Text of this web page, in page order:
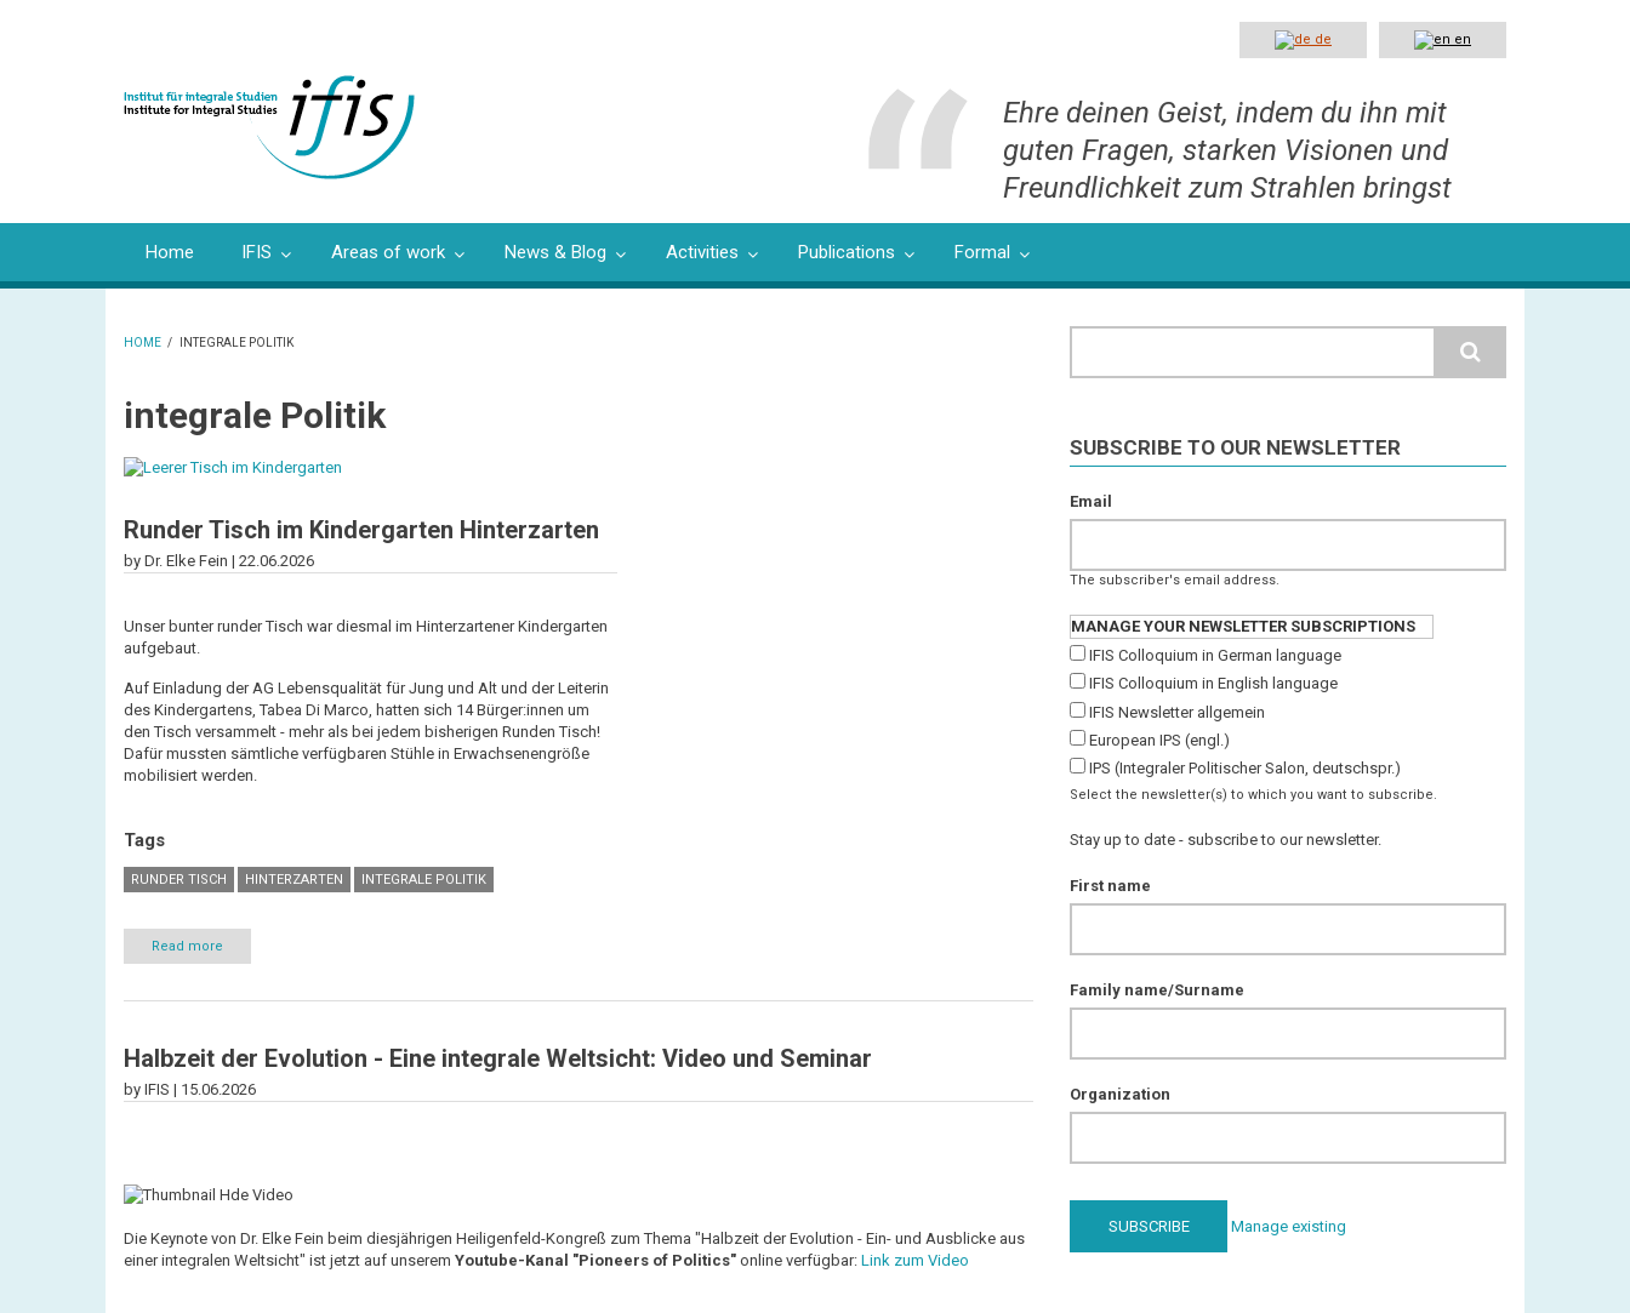
en
de
Ehre deinen Geist, indem du ihn mit
guten Fragen, starken Visionen und
Freundlichkeit zum Strahlen bringst
Home IFIS Areas of work News & Blog Activities Publications Formal
HOME / INTEGRALE POLITIK
integrale Politik
Runder Tisch im Kindergarten Hinterzarten
by Dr. Elke Fein | 22.06.2026
Unser bunter runder Tisch war diesmal im Hinterzartener Kindergarten
aufgebaut.
Auf Einladung der AG Lebensqualität für Jung und Alt und der Leiterin
des Kindergartens, Tabea Di Marco, hatten sich 14 Bürger:innen um
den Tisch versammelt - mehr als bei jedem bisherigen Runden Tisch!
Dafür mussten sämtliche verfügbaren Stühle in Erwachsenengröße
mobilisiert werden.
Tags
RUNDER TISCH HINTERZARTEN INTEGRALE POLITIK
Read more
Runder
im
Halbzeit der Evolution - Eine integrale Weltsicht: Video und Seminar
by IFIS | 15.06.2026
Die Keynote von Dr. Elke Fein beim diesjährigen Heiligenfeld-Kongreß zum Thema "Halbzeit der Evolution - Ein- und Ausblicke aus
einer integralen Weltsicht" ist jetzt auf unserem Youtube-Kanal "Pioneers of Politics" online verfügbar: Link zum Video
SUBSCRIBE TO OUR NEWSLETTER
Email
The subscriber's email address.
MANAGE YOUR NEWSLETTER SUBSCRIPTIONS
IFIS Colloquium in German language
IFIS Colloquium in English language
IFIS Newsletter allgemein
European IPS (engl.)
IPS (Integraler Politischer Salon, deutschspr.)
Select the newsletter(s) to which you want to subscribe.
Stay up to date - subscribe to our newsletter.
First name
Family name/Surname
Organization
Manage existing